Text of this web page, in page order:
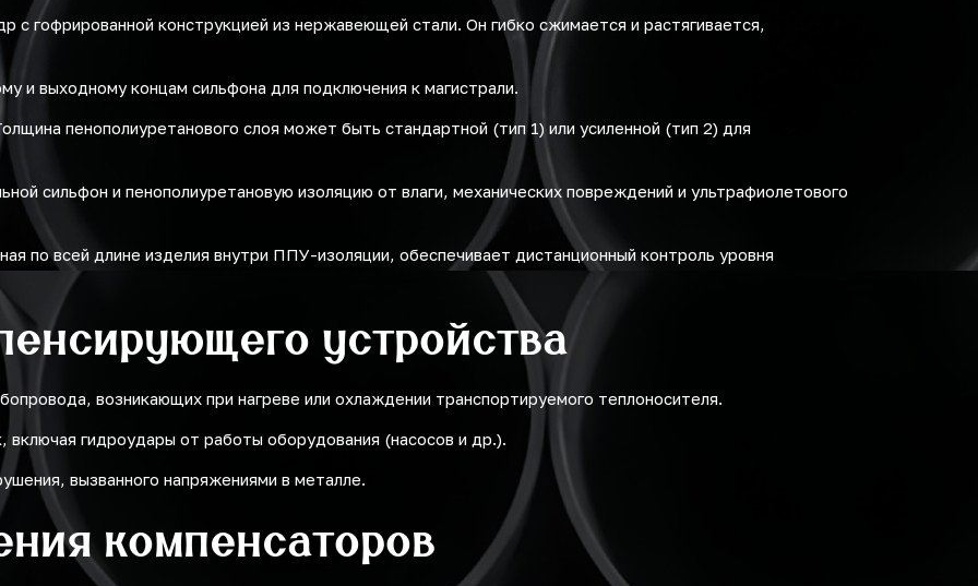
с гофрированной конструкцией из нержавеющей стали. Он гибко сжимается и растягивается,
и выходному концам сильфона для подключения к магистрали.
пенополиуретанового слоя может быть стандартной (тип 1) или усиленной (тип 2) для
сильфон и пенополиуретановую изоляцию от влаги, механических повреждений и ультрафиолетового
по всей длине изделия внутри ППУ-изоляции, обеспечивает дистанционный контроль уровня
устройства
возникающих при нагреве или охлаждении транспортируемого теплоносителя.
включая гидроудары от работы оборудования (насосов и др.).
вызванного напряжениями в металле.
компенсаторов